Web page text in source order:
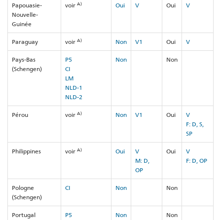
Papouasie-
Nouvelle-
Guinée
voir A) Oui V Oui V
Paraguay voir A) Non V1 Oui V
Pays-Bas
(Schengen)
P5
CI
LM
NLD-1
NLD-2
Non Non
Pérou voir A) Non V1 Oui
V
F: D, S,
SP
Philippines voir A) Oui
V
M: D,
OP
Oui
V
F: D, OP
Pologne
(Schengen)
CI Non Non
Portugal
P5
Non Non